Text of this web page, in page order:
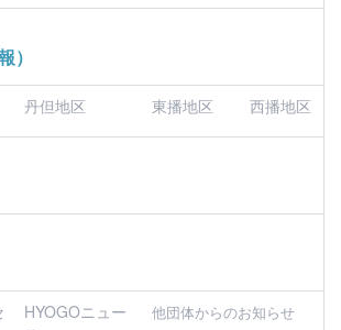
）
丹但地区 東播地区 西播地区
HYOGOニュー
他団体からのお知らせ